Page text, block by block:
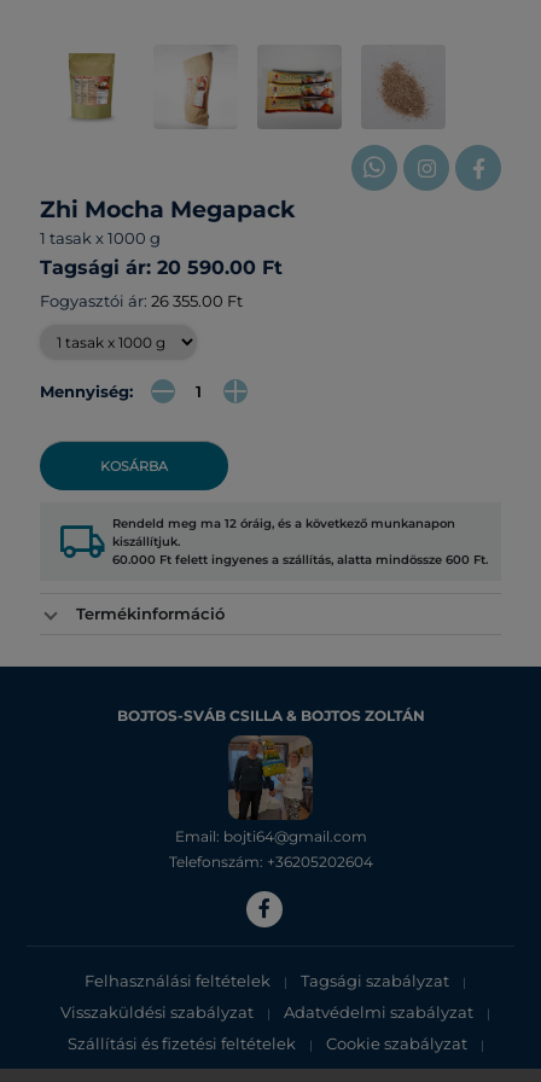
Zhi Mocha Megapack
1 tasak x 1000 g
Tagsági ár: 20 590.00 Ft
Fogyasztói ár: 26 355.00 Ft
Mennyiség:
KOSÁRBA
local_shipping Rendeld meg ma 12 óráig, és a következő munkanapon
kiszállítjuk.
60.000 Ft felett ingyenes a szállítás, alatta mindössze 600 Ft.
Termékinformáció
BOJTOS-SVÁB CSILLA & BOJTOS ZOLTÁN
Email: bojti64@gmail.com
Telefonszám: +36205202604
Felhasználási feltételek | Tagsági szabályzat |
Visszaküldési szabályzat | Adatvédelmi szabályzat |
Szállítási és fizetési feltételek | Cookie szabályzat |
Adatvédelmi tájékoztató